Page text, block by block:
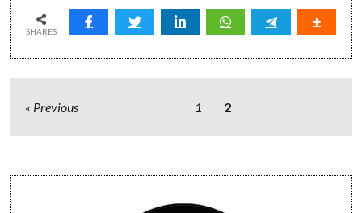
teclado
SHARES
Paginación
Previous 1 2
Sidebar